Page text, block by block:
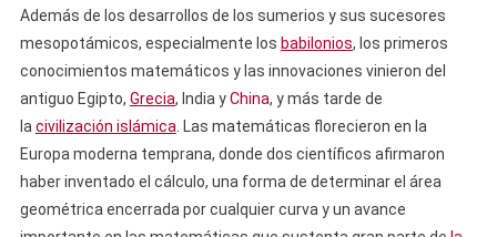
Además de los desarrollos de los sumerios y sus sucesores
mesopotámicos, especialmente los babilonios, los primeros
conocimientos matemáticos y las innovaciones vinieron del
antiguo Egipto, Grecia, India yChina, y más tarde de
la civilización islámica . Las matemáticas florecieron en la
Europa moderna temprana, donde dos científicos afirmaron
haber inventado el cálculo, una forma de determinar el área
geométrica encerrada por cualquier curva y un avance